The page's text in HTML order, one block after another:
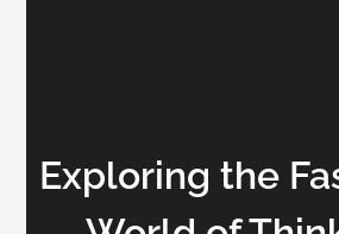
Exploring the